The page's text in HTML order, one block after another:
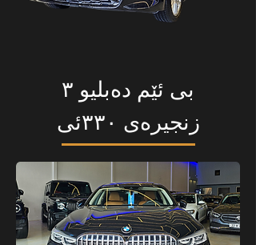
بی ئێم دەبلیو ٣
زنجیرەی ٣٣٠ئی